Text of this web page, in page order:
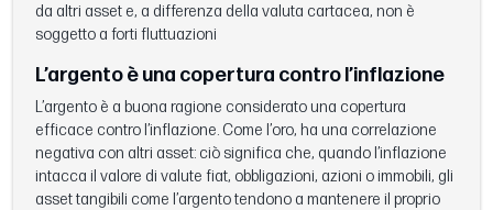
da altri asset e, a differenza della valuta cartacea, non è
soggetto a forti fluttuazioni
L’argento è una copertura contro l’inflazione
L’argento è a buona ragione considerato una copertura
efficace contro l’inflazione. Come l’oro, ha una correlazione
negativa con altri asset: ciò significa che, quando l’inflazione
intacca il valore di valute fiat, obbligazioni, azioni o immobili, gli
asset tangibili come l’argento tendono a mantenere il proprio